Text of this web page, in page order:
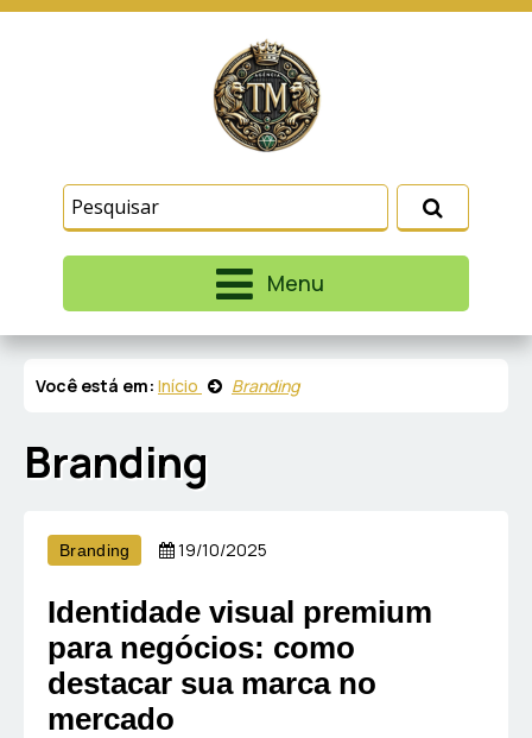
Menu
Você está em: Início Branding
Branding
Branding 19/10/2025
Identidade visual premium
para negócios: como
destacar sua marca no
mercado
similares para lembrar e entender como você usa
nosso site, analisar seu uso de nossos produtos
e serviços, ajudar com nossos esforços de
marketing e fornecer conteúdo de terceiros. Leia
Termos e CondiçõesePolítica de